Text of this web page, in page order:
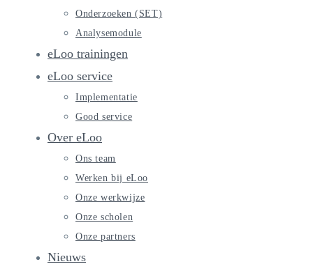
Onderzoeken (SET)
Analysemodule
eLoo trainingen
eLoo service
Implementatie
Good service
Over eLoo
Ons team
Werken bij eLoo
Onze werkwijze
Onze scholen
Onze partners
Nieuws